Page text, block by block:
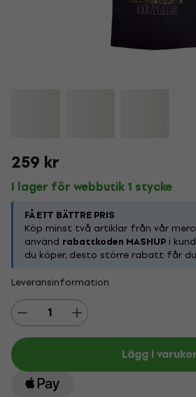
259 kr
I lager för webbutik 1 stycke
FÅ ETT BÄTTRE PRIS
Köp minst två artiklar från vår
använd rabattkoden MASHUP i
du köper, desto större rabatt får
Leveransinformation
Lägg i